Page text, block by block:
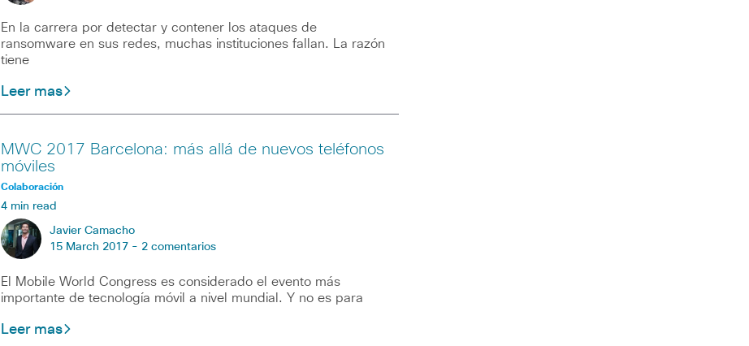
En la carrera por detectar y contener los ataques de
ransomware en sus redes, muchas instituciones fallan. La razón
tiene
Leer mas
MWC 2017 Barcelona: más allá de nuevos teléfonos
móviles
Colaboración
4 min read
Javier Camacho
15 March 2017 - 2 comentarios
El Mobile World Congress es considerado el evento más
importante de tecnología móvil a nivel mundial. Y no es para
Leer mas